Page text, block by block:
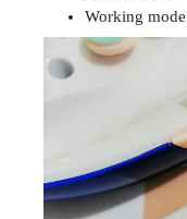
Working